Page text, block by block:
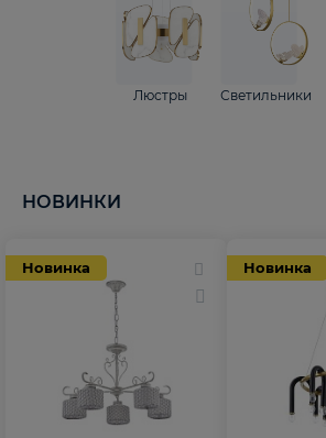
Люстры Светильники
НОВИНКИ
Новинка Новинка